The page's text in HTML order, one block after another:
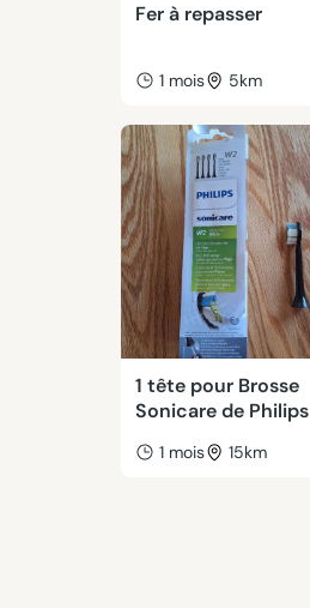
Fer à repasser
1 mois 5km
1 tête pour Brosse
Sonicare de Philips
1 mois 15km